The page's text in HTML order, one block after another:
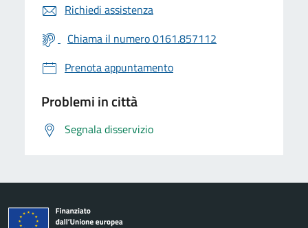
Richiedi assistenza
Chiama il numero 0161.857112
Prenota appuntamento
Problemi in città
Segnala disservizio